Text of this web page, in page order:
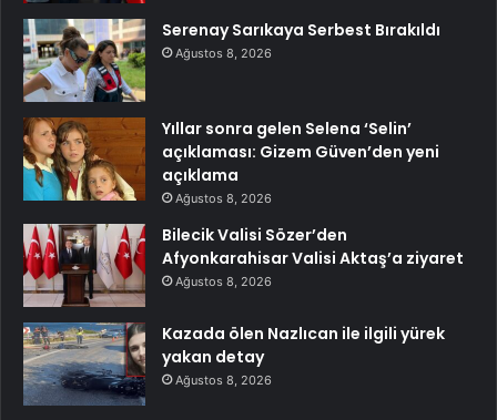
Serenay Sarıkaya Serbest Bırakıldı
Ağustos 8, 2026
Yıllar sonra gelen Selena ‘Selin’
açıklaması: Gizem Güven’den yeni
açıklama
Ağustos 8, 2026
Bilecik Valisi Sözer’den
Afyonkarahisar Valisi Aktaş’a ziyaret
Ağustos 8, 2026
Kazada ölen Nazlıcan ile ilgili yürek
yakan detay
Ağustos 8, 2026